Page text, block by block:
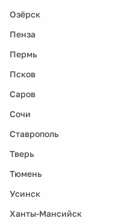
Озёрск
Пенза
Пермь
Псков
Саров
Сочи
Ставрополь
Тверь
Тюмень
Усинск
Ханты-Мансийск